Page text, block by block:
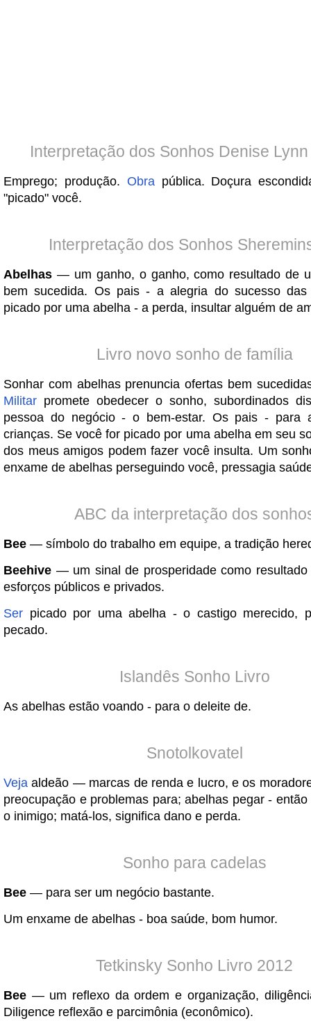
Interpretação dos Sonhos Denise
Emprego; produção. Obrapública. Doçura
"picado" você.
Interpretação dos Sonhos
Abelhas — um ganho, o ganho, como resultado de
bem sucedida. Os pais - a alegria do sucesso das
picado por uma abelha - a perda, insultar alguém de
Livro novo sonho de família
Sonhar com abelhas prenuncia ofertas bem
Militar promete obedecer o sonho, subordinados
pessoa do negócio - o bem-estar. Os pais - para
crianças. Se você for picado por uma abelha em seu
dos meus amigos podem fazer você insulta. Um
enxame de abelhas perseguindo você, pressagia
ABC da interpretação dos
Bee — símbolo do trabalho em equipe, a tradição
Beehive — um sinal de prosperidade como resultado
esforços públicos e privados.
Ser picado por uma abelha - o castigo merecido,
pecado.
Islandês Sonho Livro
As abelhas estão voando - para o deleite de.
Snotolkovatel
Veja aldeão — marcas de renda e lucro, e os
preocupação e problemas para; abelhas pegar -
o inimigo; matá-los, significa dano e perda.
Sonho para cadelas
Bee — para ser um negócio bastante.
Um enxame de abelhas - boa saúde, bom humor.
Tetkinsky Sonho Livro 2012
Bee — um reflexo da ordem e organização,
Diligence reflexão e parcimônia (econômico).